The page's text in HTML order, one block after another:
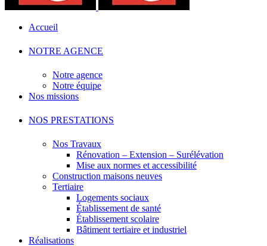
Accueil
NOTRE AGENCE
Notre agence
Notre équipe
Nos missions
NOS PRESTATIONS
Nos Travaux
Rénovation – Extension – Surélévation
Mise aux normes et accessibilité
Construction maisons neuves
Tertiaire
Logements sociaux
Établissement de santé
Établissement scolaire
Bâtiment tertiaire et industriel
Réalisations